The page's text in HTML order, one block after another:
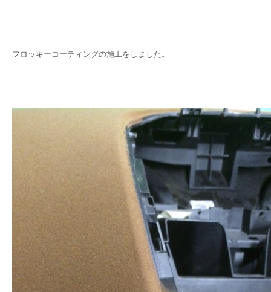
フロッキーコーティングの施工をしました。